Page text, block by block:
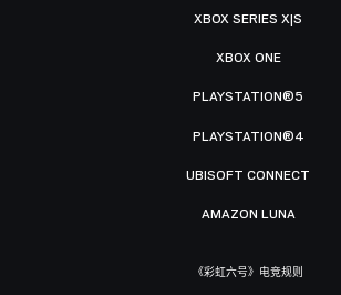
XBOX SERIES X|S
XBOX ONE
PLAYSTATION®5
PLAYSTATION®4
UBISOFT CONNECT
AMAZON LUNA
《彩虹六号》电竞规则